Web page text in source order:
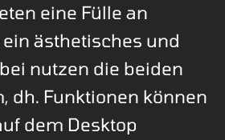
eine Fülle an
ästhetisches und
nutzen die beiden
dh. Funktionen können
dem Desktop